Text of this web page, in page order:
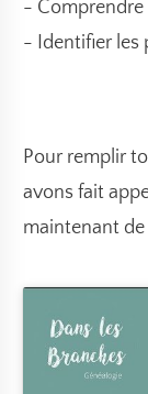
- Comprendre
- Identifier les
Pour remplir
avons fait
maintenant de